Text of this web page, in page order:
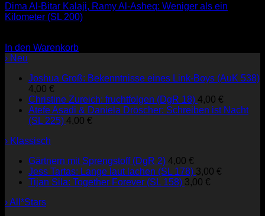
Dima Al-Bitar Kalaji, Ramy Al-Asheq: Weniger als ein
Kilometer (SL 200)
In den Warenkorb
› Neu
Joshua Groß: Bekenntnisse eines Link-Boys (AuK 538)
4,00 €
Christine Zureich: fruchtfolgen (DgR 18) 4,00 €
Atefe Asadi & Daniela Dröscher: Schreiben ist Nacht
(SL 225) 4,00 €
› Klassisch
Gärtnern mit Sprengstoff (DgR 2) 4,00 €
Jess Tartas: Lange laut lachen (SL 178) 3,00 €
Tijan Sila: Together Forever (SL 158) 3,00 €
› All*Stars